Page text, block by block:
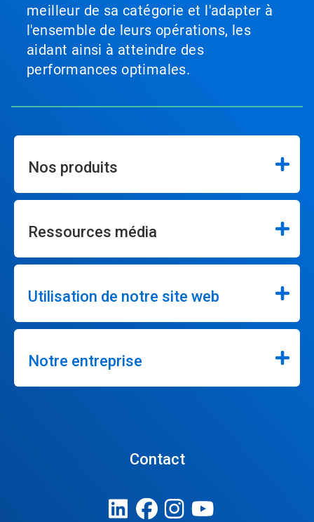
meilleur de sa catégorie et l'adapter à
l'ensemble de leurs opérations, les
aidant ainsi à atteindre des
performances optimales.
Nos produits
Ressources média
Utilisation de notre site web
Notre entreprise
Contact